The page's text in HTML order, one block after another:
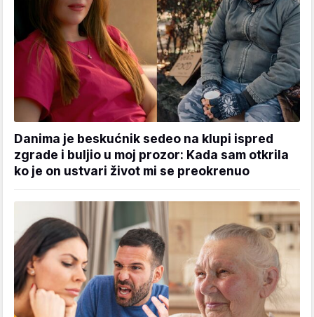
Danima je beskućnik sedeo na klupi ispred
zgrade i buljio u moj prozor: Kada sam otkrila
ko je on ustvari život mi se preokrenuo